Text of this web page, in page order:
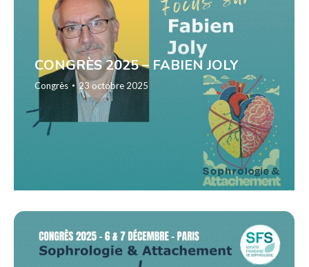
CONGRÈS 2025 – FABIEN JOLY
Congrès 23 octobre 2025